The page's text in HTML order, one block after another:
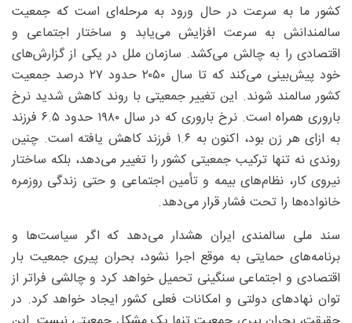
کشور ما به سرعت در حال ورود به مرحله‌ای است که جمعیت
سالمندانش به سرعت افزایش می‌یابد و ساختار اجتماعی و
اقتصادی را به چالش می‌کشد. سازمان ملل در یکی از گزارش‌های
خود پیش‌بینی می‌کند که تا سال ۲۰۵۰ حدود ۲۷ درصد جمعیت
کشور سالمند شوند. این تغییر جمعیتی با روند کاهش شدید نرخ
باروری همراه است. نرخ باروری که در سال ۱۹۸۰ حدود ۶.۵ فرزند
به ازای هر زن بود، اکنون به ۱.۶ فرزند کاهش یافته است. چنین
روندی نه تنها ترکیب جمعیتی کشور را تغییر می‌دهد، بلکه ساختار
نیروی کار، نظام‌های بیمه و تأمین اجتماعی و حتی زندگی روزمره
خانواده‌ها را تحت فشار قرار می‌دهد.
سند ملی سالمندی ایران هشدار می‌دهد که اگر سیاست‌ها و
برنامه‌های حمایتی به موقع اجرا نشود، بحران پیری جمعیت بار
اقتصادی و اجتماعی سنگینی تحمیل خواهد کرد و چالشی فراتر از
توان نهادهای دولتی و امکانات فعلی کشور ایجاد خواهد کرد. در